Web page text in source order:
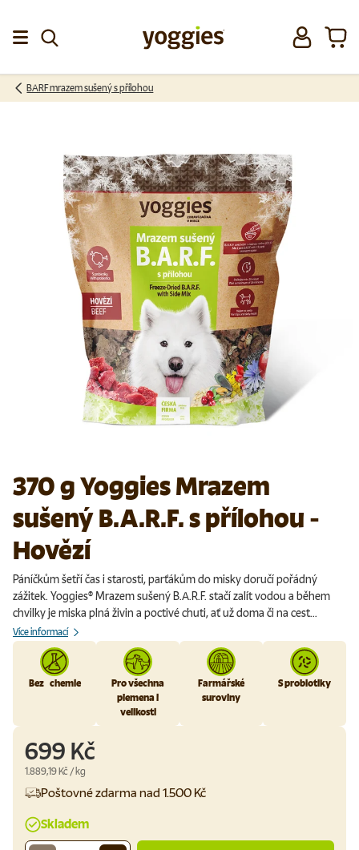
Přeskočit na obsah
Přihlásit se
BARF mrazem sušený s přílohou
370 g Yoggies Mrazem
sušený B.A.R.F. s přílohou -
Hovězí
Páníčkům šetří čas i starosti, parťákům do misky doručí pořádný
zážitek. Yoggies® Mrazem sušený B.A.R.F. stačí zalít vodou a během
chvilky je miska plná živin a poctivé chuti, ať už doma či na cest...
Více informací
Bez chemie
Pro všechna
plemena i
velikosti
Farmářské
suroviny
S probiotiky
699 Kč
Cena za jednotku
1.889,19 Kč /kg
Poštovné zdarma nad 1.500 Kč
Skladem